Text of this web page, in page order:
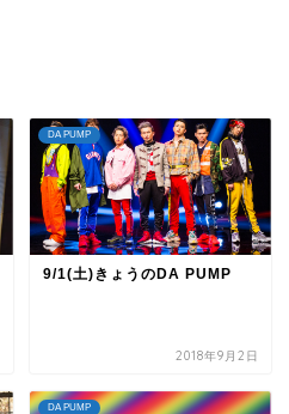
DA PUMP
9/1(土)きょうのDA PUMP
2018年9月2日
DA PUMP